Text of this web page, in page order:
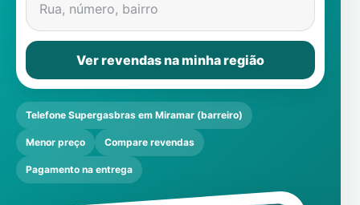
Rua, número, bairro
Ver revendas na minha região
Telefone Supergasbras em Miramar (barreiro)
Menor preço Compare revendas
Pagamento na entrega